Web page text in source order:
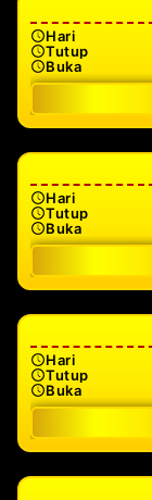
Hari
Tutup
Buka
Hari
Tutup
Buka
Hari
Tutup
Buka